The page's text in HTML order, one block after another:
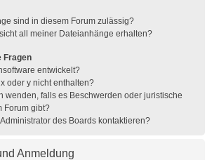
sind in diesem Forum zulässig?
all meiner Dateianhänge erhalten?
Fragen
entwickelt?
oder y nicht enthalten?
wenden, falls es Beschwerden oder juristische
Forum gibt?
des Boards kontaktieren?
Anmeldung